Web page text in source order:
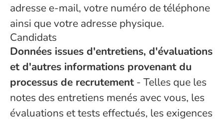
adresse e-mail, votre numéro de téléphone
ainsi que votre adresse physique.
Candidats
Données issues d'entretiens, d'évaluations
et d'autres informations provenant du
processus de recrutement- Telles que les
notes des entretiens menés avec vous, les
évaluations et tests effectués, les exigences